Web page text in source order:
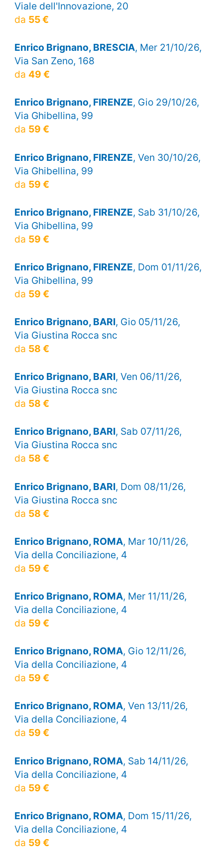
Viale dell'Innovazione, 20
da 55 €
Enrico Brignano, BRESCIA, Mer 21/10/26,
Via San Zeno, 168
da 49 €
Enrico Brignano, FIRENZE, Gio 29/10/26,
Via Ghibellina, 99
da 59 €
Enrico Brignano, FIRENZE, Ven 30/10/26,
Via Ghibellina, 99
da 59 €
Enrico Brignano, FIRENZE, Sab 31/10/26,
Via Ghibellina, 99
da 59 €
Enrico Brignano, FIRENZE, Dom 01/11/26,
Via Ghibellina, 99
da 59 €
Enrico Brignano, BARI, Gio 05/11/26,
Via Giustina Rocca snc
da 58 €
Enrico Brignano, BARI, Ven 06/11/26,
Via Giustina Rocca snc
da 58 €
Enrico Brignano, BARI, Sab 07/11/26,
Via Giustina Rocca snc
da 58 €
Enrico Brignano, BARI, Dom 08/11/26,
Via Giustina Rocca snc
da 58 €
Enrico Brignano, ROMA, Mar 10/11/26,
Via della Conciliazione, 4
da 59 €
Enrico Brignano, ROMA, Mer 11/11/26,
Via della Conciliazione, 4
da 59 €
Enrico Brignano, ROMA, Gio 12/11/26,
Via della Conciliazione, 4
da 59 €
Enrico Brignano, ROMA, Ven 13/11/26,
Via della Conciliazione, 4
da 59 €
Enrico Brignano, ROMA, Sab 14/11/26,
Via della Conciliazione, 4
da 59 €
Enrico Brignano, ROMA, Dom 15/11/26,
Via della Conciliazione, 4
da 59 €